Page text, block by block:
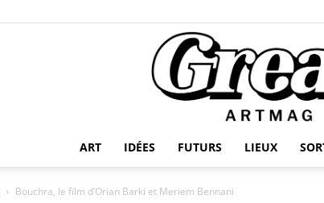
ART IDÉES FUTURS LIEUX
Bouchra, le film d’Orian Barki et Meriem Bennani